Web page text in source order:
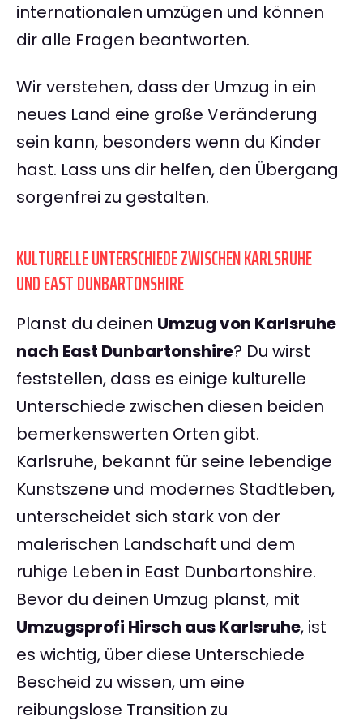
internationalen umzügen und können
dir alle Fragen beantworten.
Wir verstehen, dass der Umzug in ein
neues Land eine große Veränderung
sein kann, besonders wenn du Kinder
hast. Lass uns dir helfen, den Übergang
sorgenfrei zu gestalten.
KULTURELLE UNTERSCHIEDE ZWISCHEN KARLSRUHE
UND EAST DUNBARTONSHIRE
Planst du deinen Umzug von Karlsruhe
nach East Dunbartonshire? Du wirst
feststellen, dass es einige kulturelle
Unterschiede zwischen diesen beiden
bemerkenswerten Orten gibt.
Karlsruhe, bekannt für seine lebendige
Kunstszene und modernes Stadtleben,
unterscheidet sich stark von der
malerischen Landschaft und dem
ruhige Leben in East Dunbartonshire.
Bevor du deinen Umzug planst, mit
Umzugsprofi Hirsch aus Karlsruhe, ist
es wichtig, über diese Unterschiede
Bescheid zu wissen, um eine
reibungslose Transition zu